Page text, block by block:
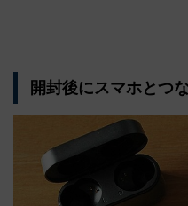
開封後にスマホとつ